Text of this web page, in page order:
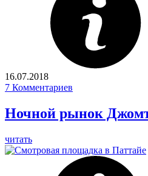
16.07.2018
7 Комментариев
Ночной рынок
читать